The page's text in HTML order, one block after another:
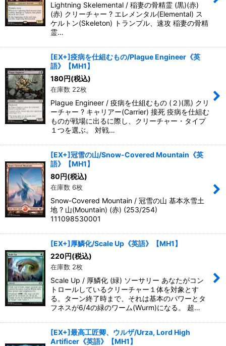
Lightning Skelemental / 稲妻の骨精霊 (黒)(赤)
(赤) クリーチャー ? エレメンタル(Elemental) ス
ケルトン(Skeleton) トランプル、速攻 稲妻の骨精
霊…
[EX+]疫病を仕組むもの/Plague Engineer《英
語》【MH1】
180円(税込)
在庫数 22枚
Plague Engineer / 疫病を仕組むもの (２)(黒) クリ
ーチャー ? キャリアー(Carrier) 接死 疫病を仕組む
ものが戦場に出るに際し、クリーチャー・タイプ
１つを選ぶ。 対戦…
[EX+]冠雪の山/Snow-Covered Mountain《英
語》【MH1】
80円(税込)
在庫数 6枚
Snow-Covered Mountain / 冠雪の山 基本氷雪土
地 ? 山(Mountain) (赤) (253/254)
111098530001
[EX+]厚鱗化/Scale Up《英語》【MH1】
220円(税込)
在庫数 2枚
Scale Up / 厚鱗化 (緑) ソーサリー あなたがコン
トロールしているクリーチャー１体を対象とす
る。ターン終了時まで、それは基本のパワーとタ
フネスが6/4の緑のワーム(Wurm)になる。 超…
[EX+]最高工匠卿、ウルザ/Urza, Lord High
Artificer《英語》【MH1】